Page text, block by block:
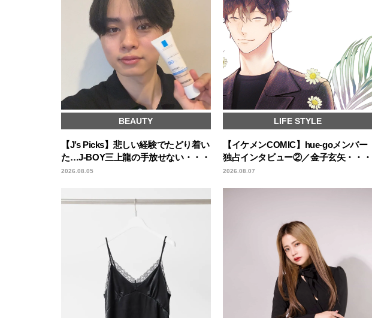
BEAUTY
【J’s Picks】悲しい経験でたどり着い
た…J-BOY三上龍の手放せない・・・
2026.08.05
LIFE STYLE
【イケメンCOMIC】hue-goメンバー
独占インタビュー②／金子玄矢・・・
2026.08.07